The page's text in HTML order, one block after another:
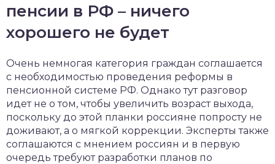
пенсии в РФ – ничего
хорошего не будет
Очень немногая категория граждан соглашается
с необходимостью проведения реформы в
пенсионной системе РФ. Однако тут разговор
идет не о том, чтобы увеличить возраст выхода,
поскольку до этой планки россияне попросту не
доживают, а о мягкой коррекции. Эксперты также
соглашаются с мнением россиян и в первую
очередь требуют разработки планов по